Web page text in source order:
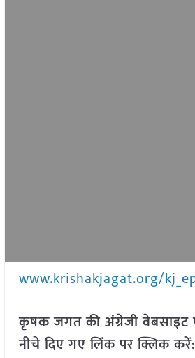
www.krishakjagat.org/
कृषक जगत की अंग्रेजी वेबसाइट
नीचे दिए गए लिंक पर क्लिक करें: